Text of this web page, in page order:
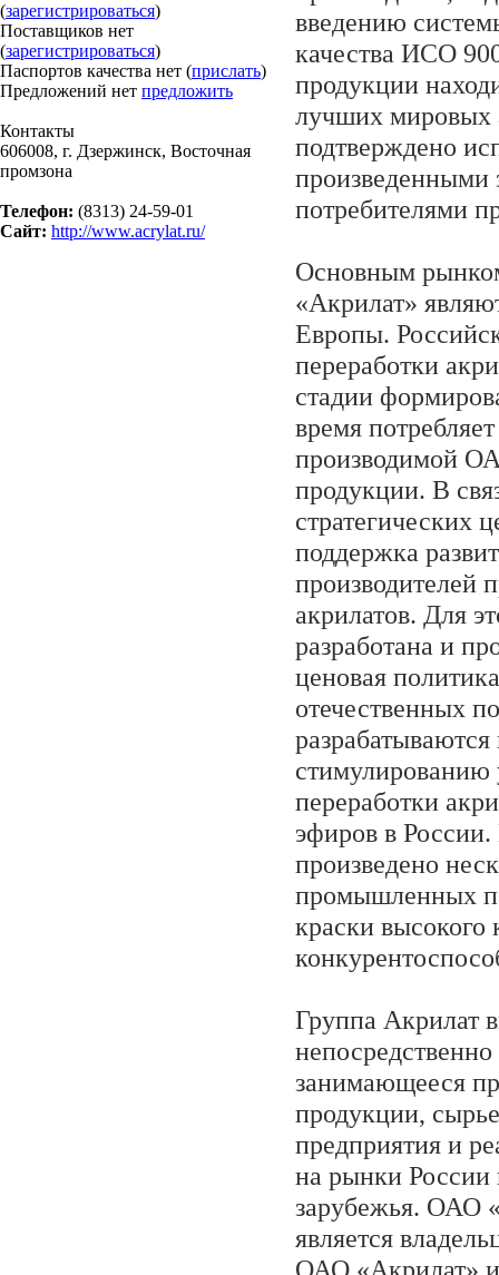
(зарегистрироваться)
Поставщиков нет
(зарегистрироваться)
Паспортов качества нет (прислать)
Предложений нет предложить
Контакты
606008, г. Дзержинск, Восточная
промзона
Телефон: (8313) 24-59-01
Сайт: http://www.acrylat.ru/
введению
качества ИСО
продукции
лучших мировых
подтверждено
потребителями
Основным
«Акрилат»
Европы.
переработки
стадии
время
производимой
продукции. В
стратегических
поддержка
производителей
акрилатов. Для
разработана и
ценовая
отечественных
стимулированию
переработки
эфиров в
произведено
промышленных
краски высокого
Группа Акрилат
занимающееся
продукции,
предприятия и
на рынки России
зарубежья. ОАО
является
ОАО «Акрилат» и